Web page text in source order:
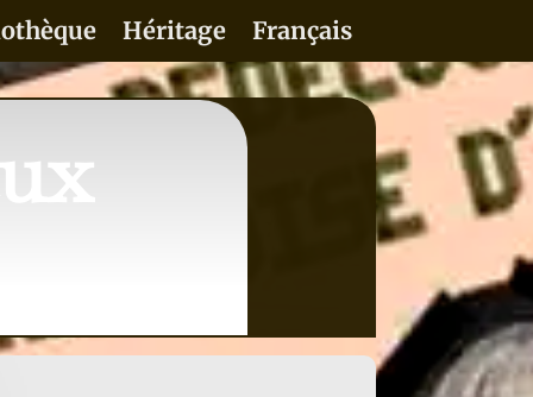
Héritage Français